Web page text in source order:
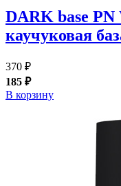
DARK base PN
каучуковая
370 ₽
185 ₽
В корзину